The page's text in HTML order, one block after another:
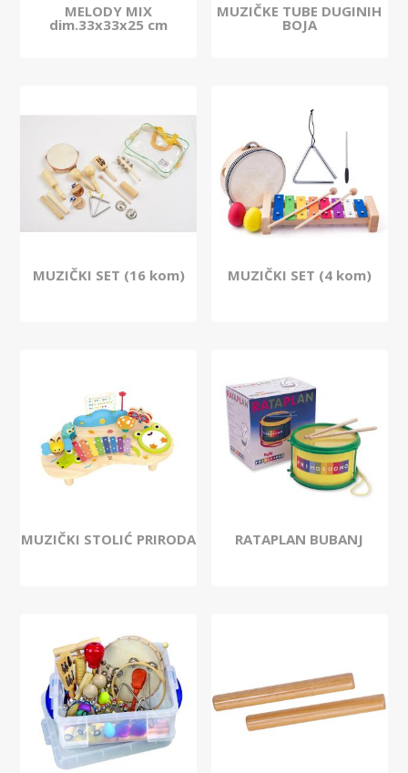
MELODY MIX
dim.33x33x25 cm
MUZIČKE TUBE DUGINIH
BOJA
MUZIČKI SET (16 kom) MUZIČKI SET (4 kom)
MUZIČKI STOLIĆ PRIRODA RATAPLAN BUBANJ